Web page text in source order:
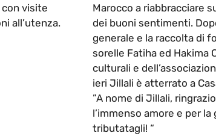
con visite
all’utenza.
Marocco a riabbracciare
dei buoni sentimenti.
generale e la raccolta di
sorelle Fatiha ed Hakima
culturali e
ieri Jillali è atterrato a
”A nome di Jillali,
l’immenso amore e per
tributatagli! “